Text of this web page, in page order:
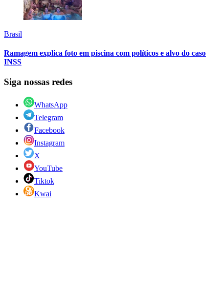
Brasil
Ramagem explica foto em piscina com políticos e alvo do caso
INSS
Siga nossas redes
WhatsApp
Telegram
Facebook
Instagram
X
YouTube
Tiktok
Kwai